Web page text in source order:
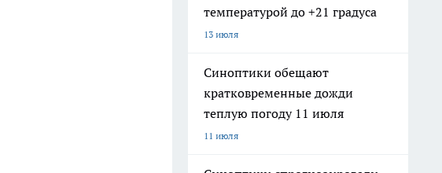
температурой до +21 градуса
13 июля
Синоптики обещают
кратковременные дожди
теплую погоду 11 июля
11 июля